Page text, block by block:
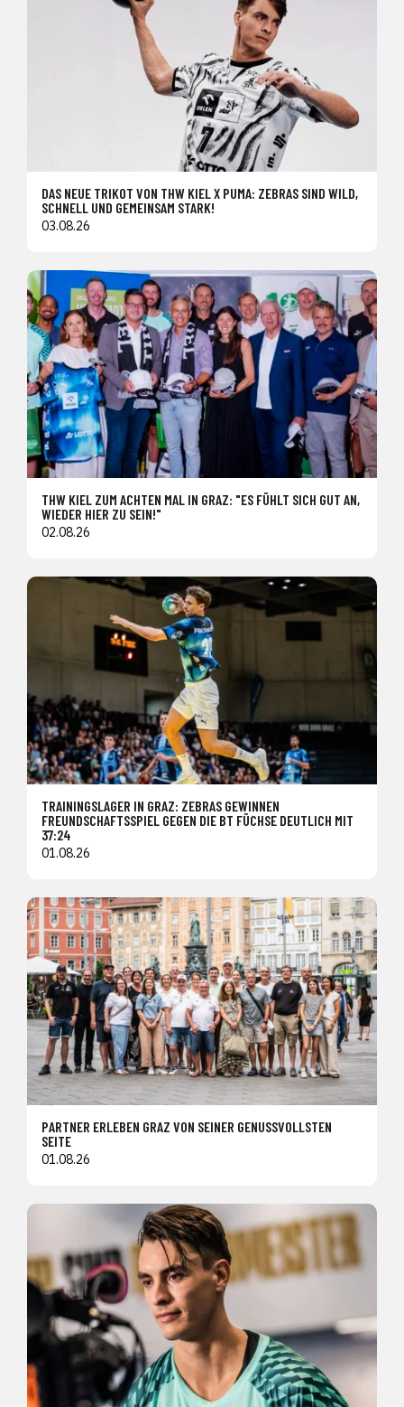
DAS NEUE TRIKOT VON THW KIEL X PUMA: ZEBRAS SIND WILD,
SCHNELL UND GEMEINSAM STARK!
03.08.26
THW KIEL ZUM ACHTEN MAL IN GRAZ: "ES FÜHLT SICH GUT AN,
WIEDER HIER ZU SEIN!"
02.08.26
TRAININGSLAGER IN GRAZ: ZEBRAS GEWINNEN
FREUNDSCHAFTSSPIEL GEGEN DIE BT FÜCHSE DEUTLICH MIT
37:24
01.08.26
PARTNER ERLEBEN GRAZ VON SEINER GENUSSVOLLSTEN
SEITE
01.08.26